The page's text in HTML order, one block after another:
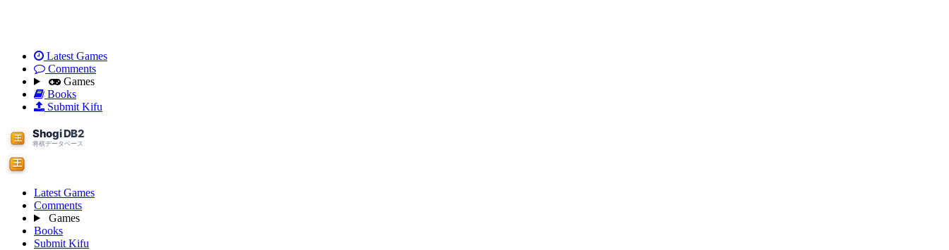
Latest Games
Comments
Games
Books
Submit Kifu
Latest Games
Comments
Games
Books
Submit Kifu